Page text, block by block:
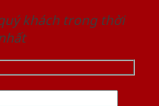
khách trong thời